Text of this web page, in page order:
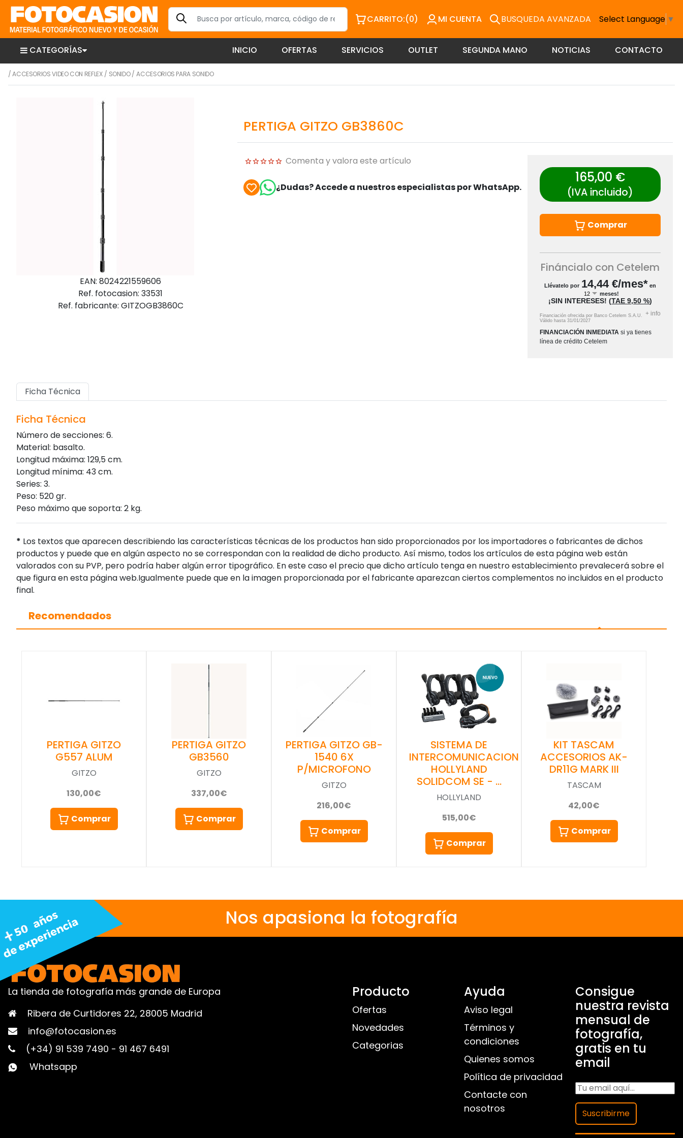
CARRITO:(0) MI CUENTA BUSQUEDA AVANZADA Select Language ▼
CATEGORÍAS INICIO OFERTAS SERVICIOS OUTLET SEGUNDA MANO NOTICIAS CONTACTO
/ACCESORIOS VIDEO CON REFLEX/ SONIDO/ACCESORIOS PARA SONIDO
EAN: 8024221559606
Ref. fotocasion: 33531
Ref. fabricante: GITZOGB3860C
PERTIGA GITZO GB3860C
Comenta y valora este artículo
¿Dudas? Accede a nuestros especialistas por WhatsApp.
165,00 €
(IVA incluido)
Comprar
Fináncialo con Cetelem
Llévatelo por 14,44€/mes* en
meses!
¡SIN INTERESES!(TAE9,50 %)
Financiación ofrecida por Banco Cetelem S.A.U.
Válido hasta31/01/2027
+ info
FINANCIACIÓN INMEDIATA si ya tienes
línea de crédito Cetelem
Ficha Técnica
Ficha Técnica
Número de secciones: 6.
Material: basalto.
Longitud máxima: 129,5 cm.
Longitud mínima: 43 cm.
Series: 3.
Peso: 520 gr.
Peso máximo que soporta: 2 kg.
* Los textos que aparecen describiendo las características técnicas de los productos han sido proporcionados por los importadores o fabricantes de dichos
productos y puede que en algún aspecto no se correspondan con la realidad de dicho producto. Así mismo, todos los artículos de esta página web están
valorados con su PVP, pero podría haber algún error tipográfico. En este caso el precio que dicho artículo tenga en nuestro establecimiento prevalecerá sobre el
que figura en esta página web.Igualmente puede que en la imagen proporcionada por el fabricante aparezcan ciertos complementos no incluidos en el producto
final.
Recomendados
PERTIGA GITZO
G557 ALUM
GITZO
130,00€
Comprar
PERTIGA GITZO
GB3560
GITZO
337,00€
Comprar
PERTIGA GITZO GB-
1540 6X
P/MICROFONO
GITZO
216,00€
Comprar
SISTEMA DE
INTERCOMUNICACION
HOLLYLAND
SOLIDCOM SE - …
HOLLYLAND
515,00€
Comprar
KIT TASCAM
ACCESORIOS AK-
DR11G MARK III
TASCAM
42,00€
Comprar
Nos apasiona la fotografía
La tienda de fotografía más grande de Europa
Ribera de Curtidores 22, 28005 Madrid
info@fotocasion.es
(+34) 91 539 7490 - 91 467 6491
Whatsapp
Producto
Ofertas
Novedades
Categorias
Ayuda
Aviso legal
Términos y
condiciones
Quienes somos
Política de privacidad
Contacte con
nosotros
Consigue
nuestra revista
mensual de
fotografía,
gratis en tu
email
Suscribirme